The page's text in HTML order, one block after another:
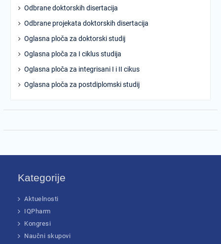
Odbrane doktorskih disertacija
Odbrane projekata doktorskih disertacija
Oglasna ploča za doktorski studij
Oglasna ploča za I ciklus studija
Oglasna ploča za integrisani I i II cikus
Oglasna ploča za postdiplomski studij
Kategorije
Aktuelnosti
IQPharm
Kongresi
Naučni skupovi